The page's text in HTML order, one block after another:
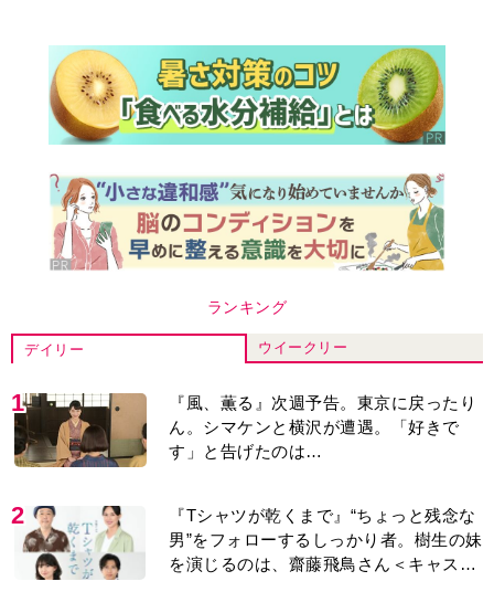
ランキング
デイリー ウイークリー
1
『風、薫る』次週予告。東京に戻ったり
ん。シマケンと横沢が遭遇。「好きで
す」と告げたのは…
2
『Tシャツが乾くまで』“ちょっと残念な
男”をフォローするしっかり者。樹生の妹
を演じるのは、齋藤飛鳥さん＜キャスト